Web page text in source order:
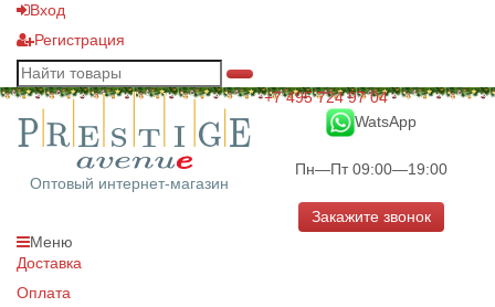
Вход
Регистрация
Оптовый интернет-магазин
+7 495 724 97 04
WatsApp
Пн—Пт 09:00—19:00
Закажите звонок
Меню
Доставка
Оплата